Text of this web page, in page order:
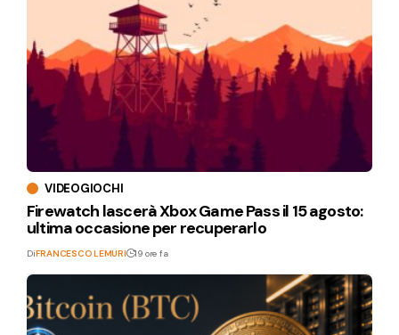
VIDEOGIOCHI
Firewatch lascerà Xbox Game Pass il 15 agosto:
ultima occasione per recuperarlo
DiFRANCESCO LEMURI 19 ore fa